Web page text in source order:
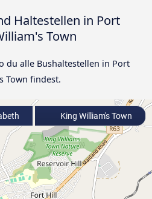
Haltestellen in Port
Town
du alle Bushaltestellen in Port
Town findest.
King William's Town